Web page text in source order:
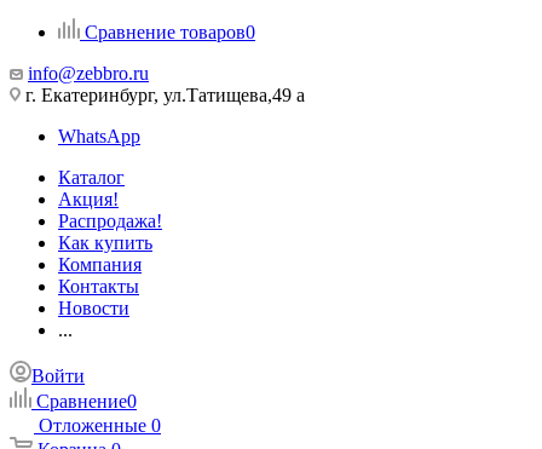
Сравнение товаров0
info@zebbro.ru
г. Екатеринбург, ул.Татищева,49 а
WhatsApp
Каталог
Акция!
Распродажа!
Как купить
Компания
Контакты
Новости
...
Войти
Сравнение0
Отложенные 0